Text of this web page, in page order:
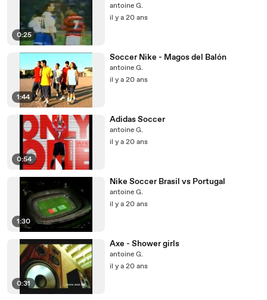
0:25
antoine G.
il y a 20 ans
1:44
Soccer Nike - Magos del Balón
antoine G.
il y a 20 ans
0:54
Adidas Soccer
antoine G.
il y a 20 ans
1:30
Nike Soccer Brasil vs Portugal
antoine G.
il y a 20 ans
0:31
Axe - Shower girls
antoine G.
il y a 20 ans